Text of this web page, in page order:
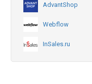
AdvantShop
Webflow
InSales.ru